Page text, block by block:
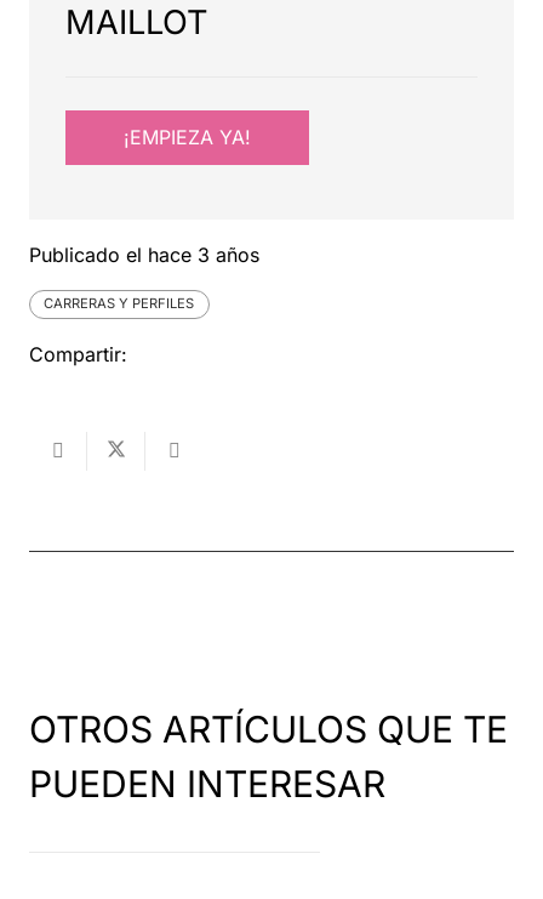
MAILLOT
¡EMPIEZA YA!
Publicado el hace 3 años
CARRERAS Y PERFILES
Compartir:
OTROS ARTÍCULOS QUE TE
PUEDEN INTERESAR